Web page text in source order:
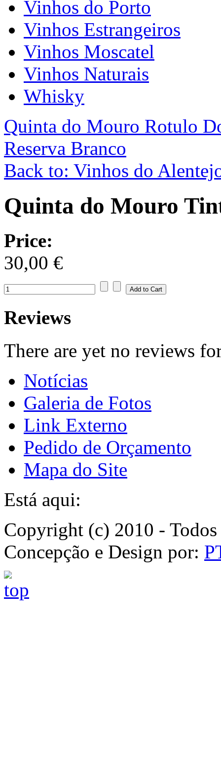
Vinhos do Porto
Vinhos Estrangeiros
Vinhos Moscatel
Vinhos Naturais
Whisky
Quinta do Mouro Rotulo
Reserva Branco
Back to: Vinhos do
Quinta do Mouro
Price:
30,00 €
Reviews
There are yet no reviews
Notícias
Galeria de Fotos
Link Externo
Pedido de Orçamento
Mapa do Site
Está aqui:
Copyright (c) 2010 -
Concepção e Design por: